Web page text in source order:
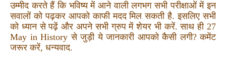
उम्मीद करते हैं कि भविष्य में आने वाली लगभग सभी परीक्षाओं में इन
सवालों को पढ़कर आपको काफी मदद मिल सकती है. इसलिए सभी
को ध्यान से पढ़ें और अपने सभी ग्रुप में शेयर भी करें. साथ ही 27
May in History से जुड़ी ये जानकारी आपको कैसी लगी? कमेंट
जरूर करें, धन्यवाद.